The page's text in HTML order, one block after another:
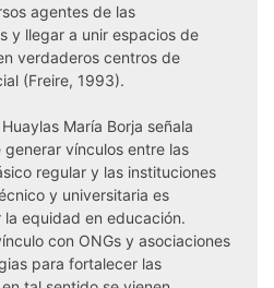
agentes de las
y llegar a unir espacios de
verdaderos centros de
(Freire, 1993).
María Borja señala
vínculos entre las
regular y las instituciones
y universitaria es
equidad en educación.
con ONGs y asociaciones
para fortalecer las